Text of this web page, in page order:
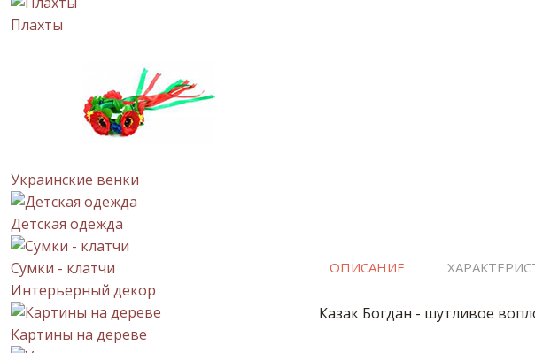
Плахты
Украинские венки
Детская одежда
Сумки - клатчи
Интерьерный декор
Картины на дереве
ОПИСАНИЕ
Казак Богдан - шутливое